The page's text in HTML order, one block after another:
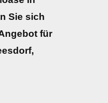
Sie sich
für